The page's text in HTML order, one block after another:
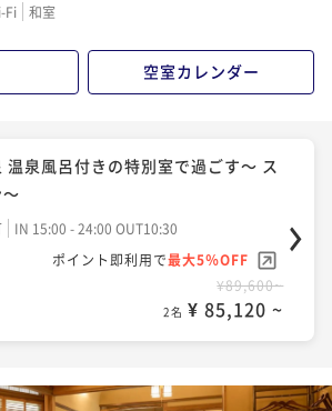
Fi 和室
空室カレンダー
泉風呂付きの特別室で過ごす～ ス
IN 15:00 - 24:00 OUT10:30
ポイント即利用で最大5％OFF
¥89,600~
2名 ¥ 85,120 ~